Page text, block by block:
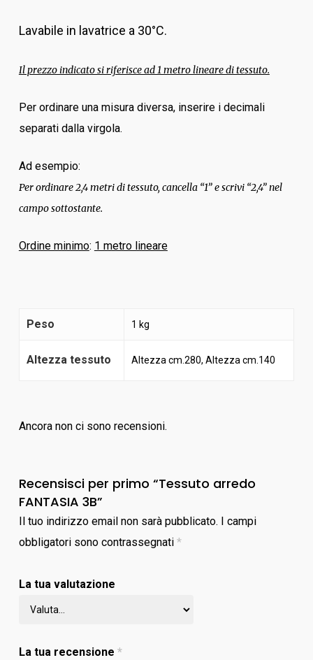
Lavabile in lavatrice a 30°C.
Il prezzo indicato si riferisce ad 1 metro lineare di tessuto.
Per ordinare una misura diversa, inserire i decimali
separati dalla virgola.
Ad esempio:
Per ordinare 2,4 metri di tessuto, cancella “1” e scrivi “2,4” nel
campo sottostante.
Ordine minimo: 1 metro lineare
Peso 1 kg
Altezza tessuto Altezza cm.280, Altezza cm.140
Ancora non ci sono recensioni.
Recensisci per primo “Tessuto arredo
FANTASIA 3B”
Il tuo indirizzo email non sarà pubblicato. I campi
obbligatori sono contrassegnati *
La tua valutazione
La tua recensione *